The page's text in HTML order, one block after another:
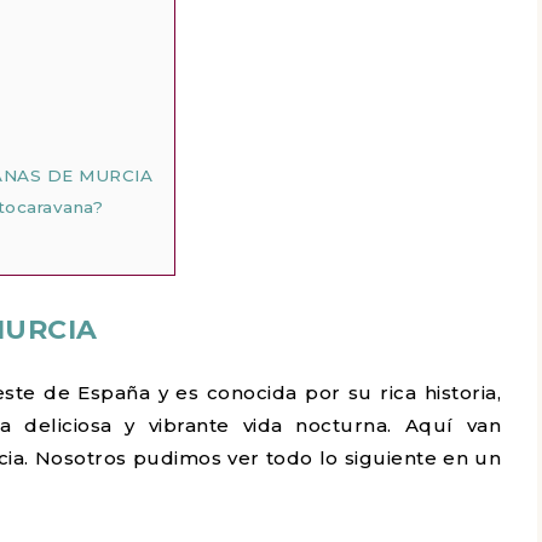
DE MURCIA
de España y es conocida por su rica historia,
deliciosa y vibrante vida nocturna. Aquí van
Nosotros pudimos ver todo lo siguiente en un